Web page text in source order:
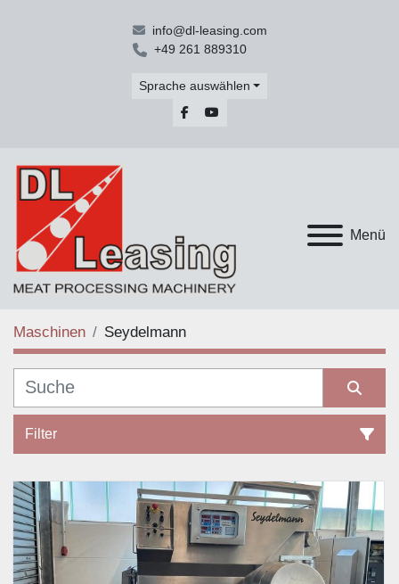
info@dl-leasing.com
+49 261 889310
Sprache auswählen
facebookyoutube
Menü
Maschinen Seydelmann
Filter
Alle Kategorien
Sortieren nach